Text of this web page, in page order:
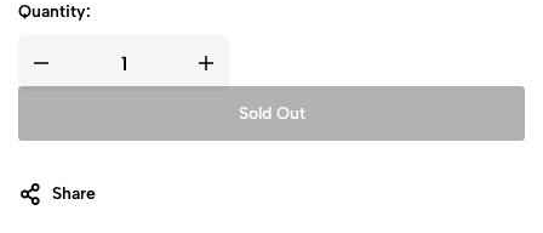
Quantity:
Sold Out
Share